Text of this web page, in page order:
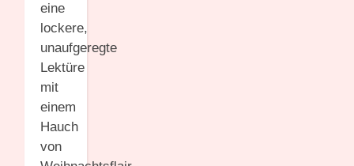
eine
lockere,
unaufgeregte
Lektüre
mit
einem
Hauch
von